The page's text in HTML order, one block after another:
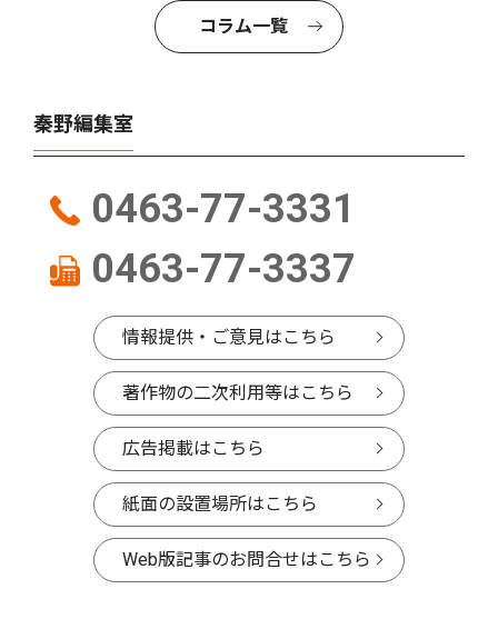
コラム一覧
秦野編集室
0463-77-3331
0463-77-3337
情報提供・ご意見はこちら
著作物の二次利用等はこちら
広告掲載はこちら
紙面の設置場所はこちら
Web版記事のお問合せはこちら